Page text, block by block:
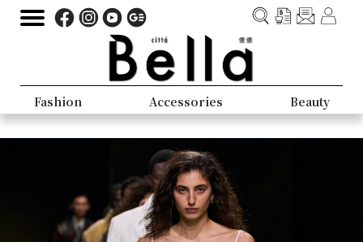
Fashion Accessories Beauty